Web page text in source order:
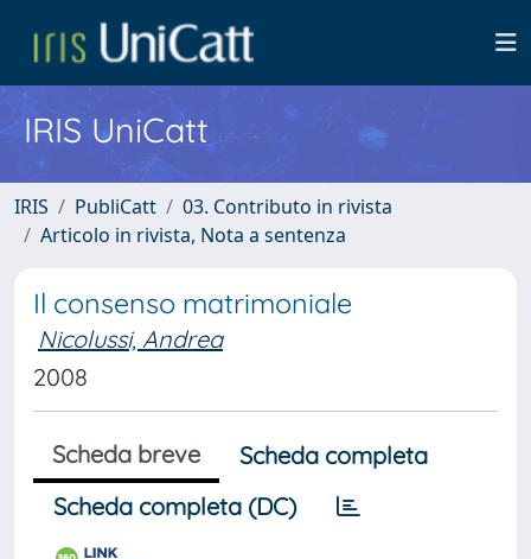
IRIS UniCatt
IRIS PubliCatt
03. Contributo in rivista
Articolo in rivista, Nota a sentenza
Il consenso matrimoniale
Nicolussi, Andrea
2008
Scheda breve
Scheda completa
Scheda completa (DC)